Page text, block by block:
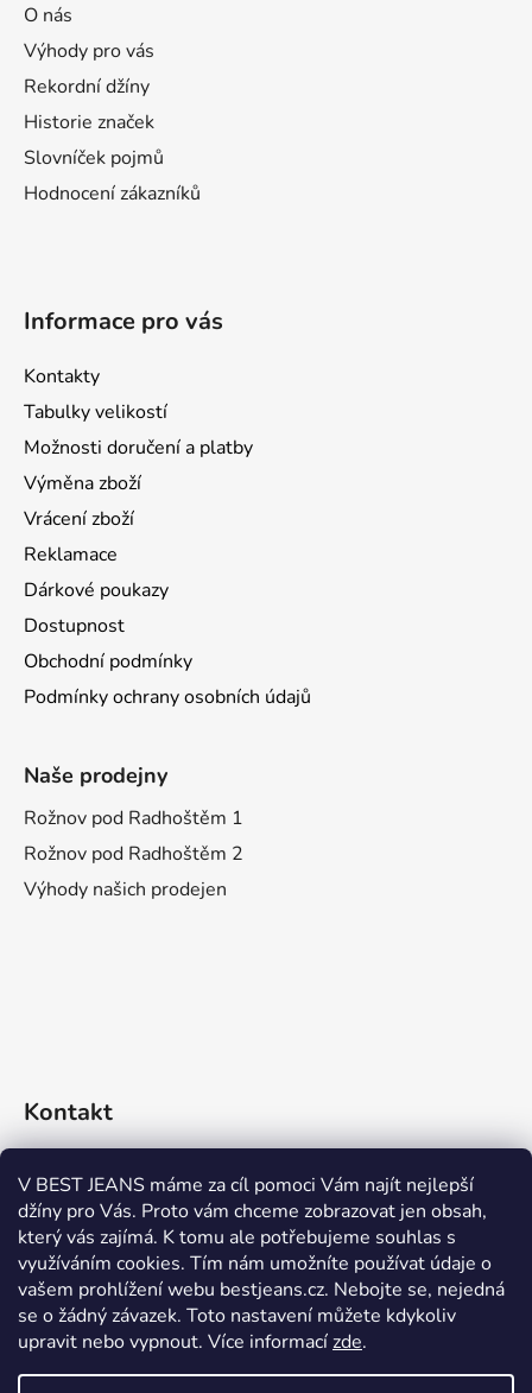
V BEST JEANS máme za cíl pomoci Vám najít nejlepší
džíny pro Vás. Proto vám chceme zobrazovat jen obsah,
který vás zajímá. K tomu ale potřebujeme souhlas s
využíváním cookies. Tím nám umožníte používat údaje o
vašem prohlížení webu bestjeans.cz. Nebojte se, nejedná
se o žádný závazek. Toto nastavení můžete kdykoliv
upravit nebo vypnout. Více informacízde.
O nás
Výhody pro vás
Rekordní džíny
Historie značek
Slovníček pojmů
Hodnocení zákazníků
Informace pro vás
Kontakty
Tabulky velikostí
Možnosti doručení a platby
Výměna zboží
Vrácení zboží
Reklamace
Dárkové poukazy
Dostupnost
Obchodní podmínky
Podmínky ochrany osobních údajů
Naše prodejny
Rožnov pod Radhoštěm 1
Rožnov pod Radhoštěm 2
Výhody našich prodejen
Kontakt
eshop@bestjeans.cz
+420 771 200 468
+420 771 200 468